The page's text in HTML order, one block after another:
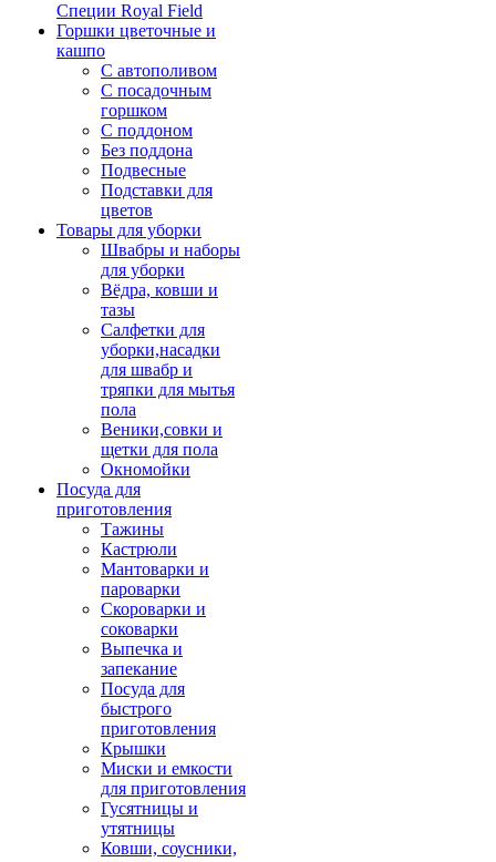
Специи Royal Field
Горшки цветочные и
кашпо
С автополивом
С посадочным
горшком
С поддоном
Без поддона
Подвесные
Подставки для
цветов
Товары для уборки
Швабры и наборы
для уборки
Вёдра, ковши и
тазы
Салфетки для
уборки,насадки
для швабр и
тряпки для мытья
пола
Веники,совки и
щетки для пола
Окномойки
Посуда для
приготовления
Тажины
Кастрюли
Мантоварки и
пароварки
Скороварки и
соковарки
Выпечка и
запекание
Посуда для
быстрого
приготовления
Крышки
Миски и емкости
для приготовления
Гусятницы и
утятницы
Ковши, соусники,